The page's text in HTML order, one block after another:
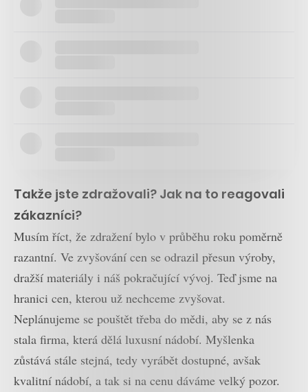
Takže jste zdražovali? Jak na to reagovali
zákazníci?
Musím říct, že zdražení bylo v průběhu roku poměrně
razantní. Ve zvyšování cen se odrazil přesun výroby,
dražší materiály i náš pokračující vývoj. Teď jsme na
hranici cen, kterou už nechceme zvyšovat.
Neplánujeme se pouštět třeba do mědi, aby se z nás
stala firma, která dělá luxusní nádobí. Myšlenka
zůstává stále stejná, tedy vyrábět dostupné, avšak
kvalitní nádobí, a tak si na cenu dáváme velký pozor.